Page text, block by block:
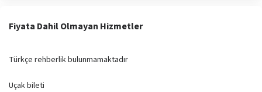
Fiyata Dahil Olmayan Hizmetler
Türkçe rehberlik bulunmamaktadır
Uçak bileti